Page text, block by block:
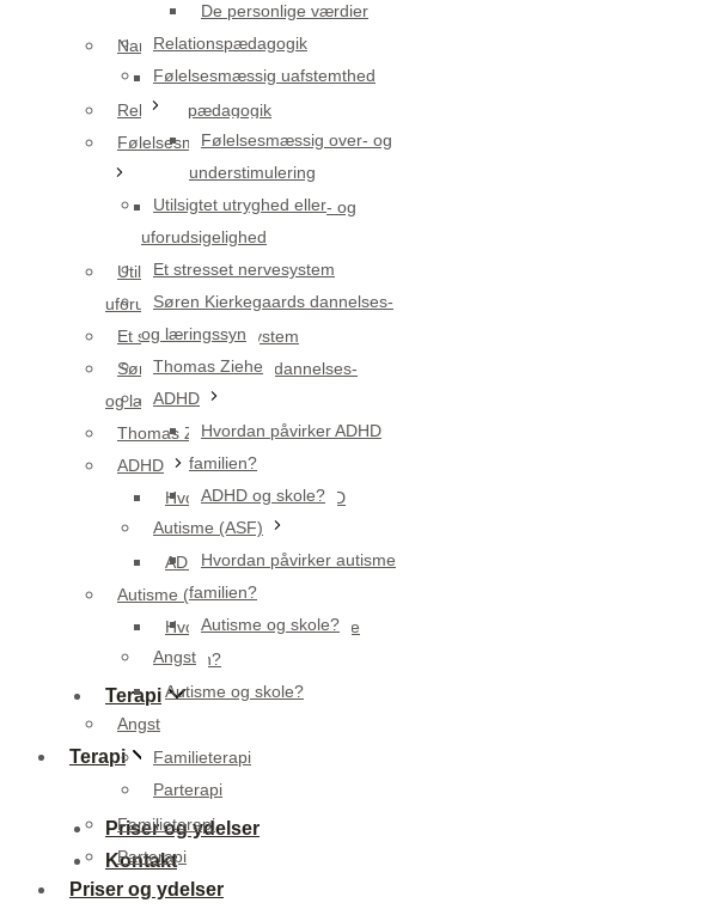
De personlige værdier
Relationspædagogik
Følelsesmæssig uafstemthed
Følelsesmæssig over- og
understimulering
Utilsigtet utryghed eller
uforudsigelighed
Et stresset nervesystem
Søren Kierkegaards dannelses-
og læringssyn
Thomas Ziehe
ADHD
Hvordan påvirker ADHD
familien?
ADHD og skole?
Autisme (ASF)
Hvordan påvirker autisme
familien?
Autisme og skole?
Angst
Terapi
Familieterapi
Parterapi
Priser og ydelser
Kontakt
Narrativ familieterapi
De personlige værdier
Relationspædagogik
Følelsesmæssig uafstemthed
Følelsesmæssig over- og
understimulering
Utilsigtet utryghed eller
uforudsigelighed
Et stresset nervesystem
Søren Kierkegaards dannelses-
og læringssyn
Thomas Ziehe
ADHD
Hvordan påvirker ADHD
familien?
ADHD og skole?
Autisme (ASF)
Hvordan påvirker autisme
familien?
Autisme og skole?
Angst
Terapi
Familieterapi
Parterapi
Priser og ydelser